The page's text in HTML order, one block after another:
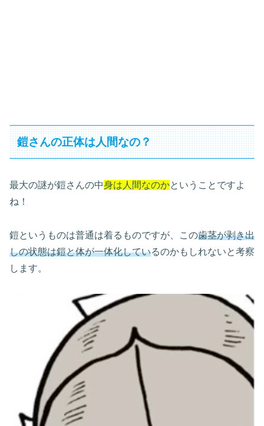
鎧さんの正体は人間なの？
最大の謎が鎧さんの中身は人間なのかということですよ
ね！
鎧というものは普通は着るものですが、この歯茎が剥き出
しの状態は鎧と体が一体化しているのかもしれないと考察
します。